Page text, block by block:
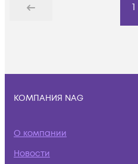
Назад
1
КОМПАНИЯ NAG
О компании
Новости